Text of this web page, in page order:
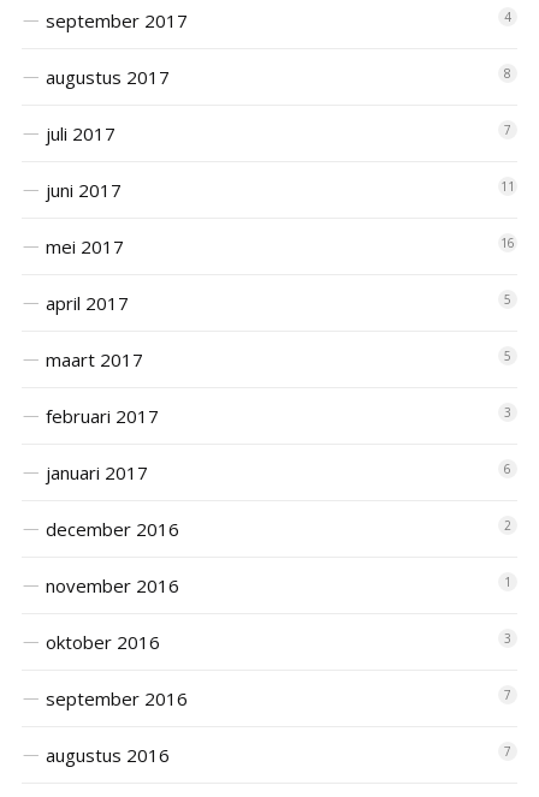
september 2017 4
augustus 2017 8
juli 2017 7
juni 2017 11
mei 2017 16
april 2017 5
maart 2017 5
februari 2017 3
januari 2017 6
december 2016 2
november 2016 1
oktober 2016 3
september 2016 7
augustus 2016 7